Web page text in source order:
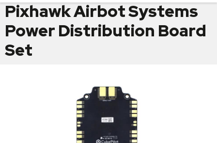
Pixhawk Airbot Systems
Power Distribution Board
Set